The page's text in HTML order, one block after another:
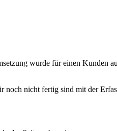
wurde für einen Kunden
noch nicht fertig sind mit der